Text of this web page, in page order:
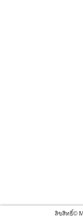
ลิขสิทธิ์©